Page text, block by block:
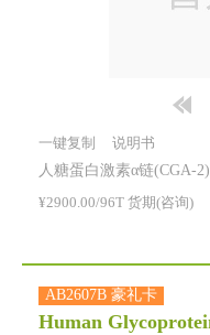
一键复制 说明书
人糖蛋白激素α链(CGA-
¥2900.00/96T 货期(咨询)
AB2607B 豪礼卡
Human